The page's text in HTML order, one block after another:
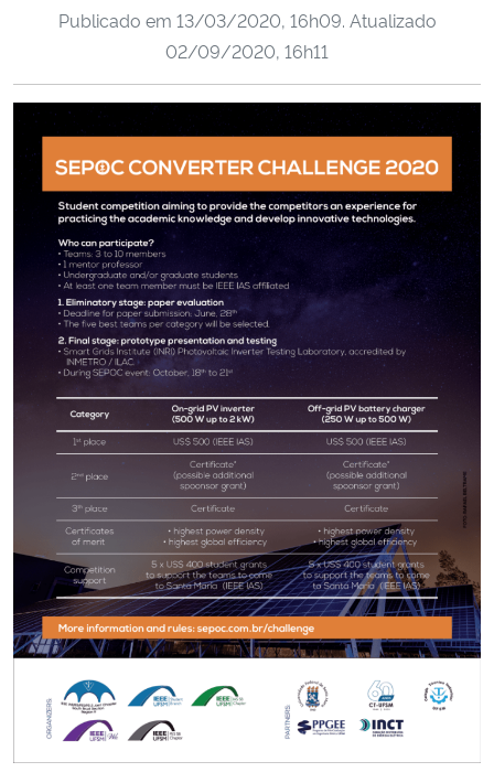
Ministério da Cidadania
Ministério de Minas e Energia
Ministério da Ciência, Tecnologia, Inovações e Comunicações
Ministério do Meio Ambiente
Ministério do Turismo
Ministério do Desenvolvimento Regional
Controladoria-Geral da União
Ministério da Mulher, da Família e dos Direitos Humanos
Secretaria-Geral
Secretaria de Governo
Gabinete de Segurança Institucional
Advocacia-Geral da União
Publicado em 13/03/2020, 16h09. Atualizado
02/09/2020, 16h11